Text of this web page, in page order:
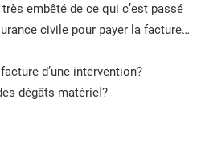
embêté de ce qui c’est passé
civile pour payer la facture…
d’une intervention?
dégâts matériel?